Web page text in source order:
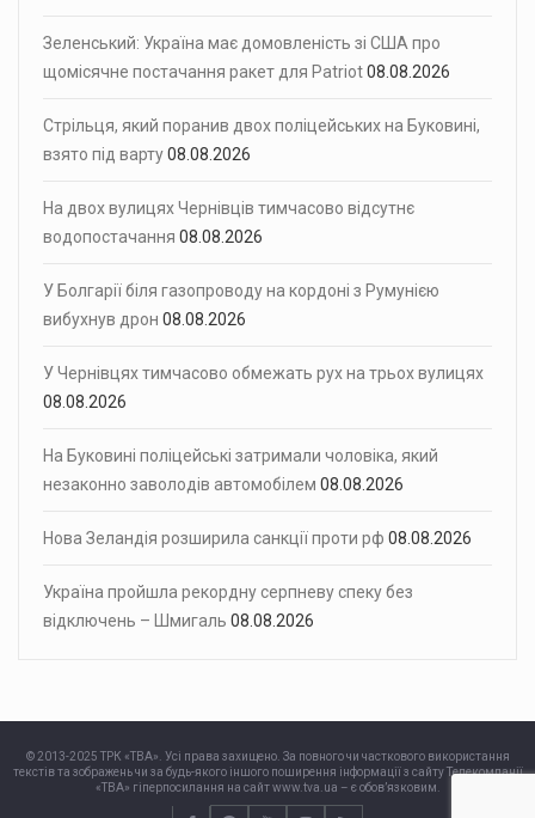
Зеленський: Україна має домовленість зі США про
щомісячне постачання ракет для Patriot08.08.2026
Стрільця, який поранив двох поліцейських на Буковині,
взято під варту08.08.2026
На двох вулицях Чернівців тимчасово відсутнє
водопостачання 08.08.2026
У Болгарії біля газопроводу на кордоні з Румунією
вибухнув дрон 08.08.2026
У Чернівцях тимчасово обмежать рух на трьох вулицях
08.08.2026
На Буковині поліцейські затримали чоловіка, який
незаконно заволодів автомобілем 08.08.2026
Нова Зеландія розширила санкції проти рф 08.08.2026
Україна пройшла рекордну серпневу спеку без
відключень – Шмигаль 08.08.2026
© 2013-2025 ТРК «ТВА». Усі права захищено. За повного чи часткового використання
текстів та зображень чи за будь-якого іншого поширення інформації з сайту Телекомпанії
«ТВА» гіперпосилання на сайт www.tva.ua – є обов’язковим.